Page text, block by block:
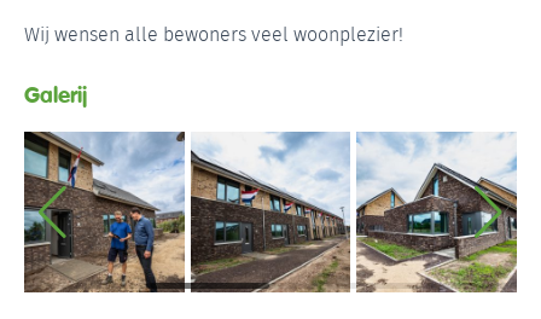
Wij wensen alle bewoners veel woonplezier!
Galerij